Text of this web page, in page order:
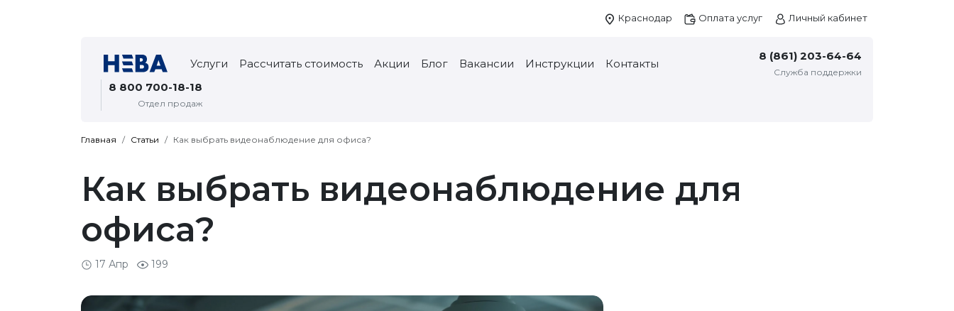
Краснодар Оплата услуг Личный кабинет
Услуги Рассчитать стоимость Акции Блог Вакансии Инструкции Контакты
8 (861) 203-64-64
Служба поддержки
8 800 700-18-18
Отдел продаж
Главная Статьи Как выбрать видеонаблюдение для офиса?
Как выбрать видеонаблюдение для
офиса?
17 Апр 199